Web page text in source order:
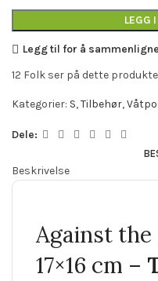
LEGG
Legg til for å sammenligne
12 Folk ser på dette
Kategorier: S,Tilbehør,
Dele:
Beskrivelse
Against the
17×16 cm –